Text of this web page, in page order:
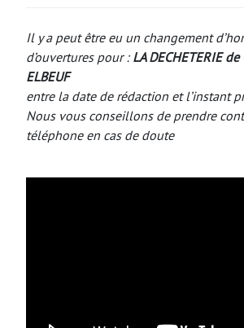
Il y a peut être eu un changement
d’ouvertures pour : LA DECHETERIE de
ELBEUF
entre la date de rédaction et l’instant
Nous vous conseillons de prendre
téléphone en cas de doute